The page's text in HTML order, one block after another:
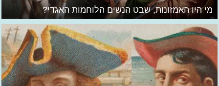
מי היו האמזונות, שבט הנשים הלוחמות האגדי?